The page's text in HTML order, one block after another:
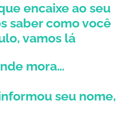
encaixe ao seu
saber como você
vamos lá
mora…
seu nome,